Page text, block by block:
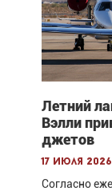
Летний
Вэлли
джетов
17 июля 2026
Согласно